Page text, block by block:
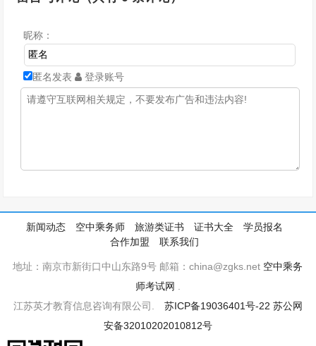
昵称：
匿名发表 登录账号
新闻动态 空中乘务师 旅游类证书 证书大全
学员报名
合作加盟
联系我们
地址：南京市新街口中山东路9号 邮箱：china@zgks.net 空中乘务
师考试网
江苏英才教育信息咨询有限公司. 苏ICP备19036401号-22 苏公网
安备32010202010812号